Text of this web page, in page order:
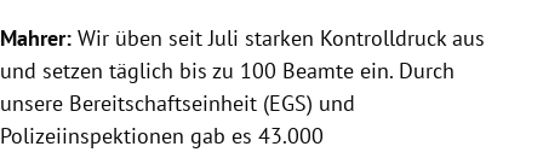
Mahrer: Wir üben seit Juli starken Kontrolldruck aus
und setzen täglich bis zu 100 Beamte ein. Durch
unsere Bereitschaftseinheit (EGS) und
Polizeiinspektionen gab es 43.000